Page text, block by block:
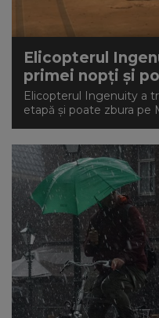
Elicopterul
primei nopți și
Elicopterul Ingenuity a
etapă și poate zbura pe